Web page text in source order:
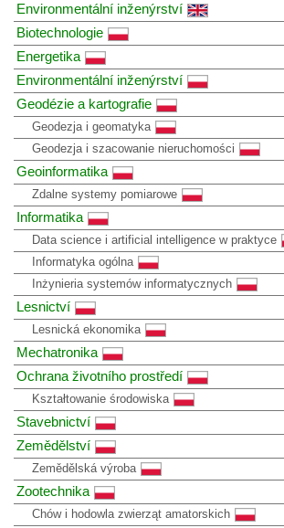
Environmentální inženýrství
Biotechnologie
Energetika
Environmentální inženýrství
Geodézie a kartografie
Geodezja i geomatyka
Geodezja i szacowanie nieruchomości
Geoinformatika
Zdalne systemy pomiarowe
Informatika
Data science i artificial intelligence w praktyce
Informatyka ogólna
Inżynieria systemów informatycznych
Lesnictví
Lesnická ekonomika
Mechatronika
Ochrana životního prostředí
Kształtowanie środowiska
Stavebnictví
Zemědělství
Zemědělská výroba
Zootechnika
Chów i hodowla zwierząt amatorskich